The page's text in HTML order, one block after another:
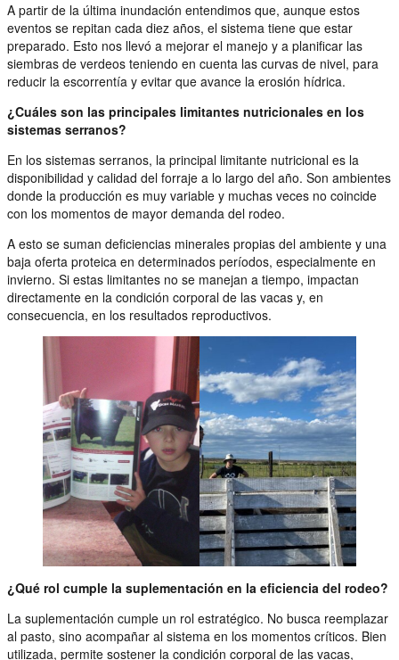
A partir de la última inundación entendimos que, aunque estos
eventos se repitan cada diez años, el sistema tiene que estar
preparado. Esto nos llevó a mejorar el manejo y a planificar las
siembras de verdeos teniendo en cuenta las curvas de nivel, para
reducir la escorrentía y evitar que avance la erosión hídrica.
¿Cuáles son las principales limitantes nutricionales en los
sistemas serranos?
En los sistemas serranos, la principal limitante nutricional es la
disponibilidad y calidad del forraje a lo largo del año. Son ambientes
donde la producción es muy variable y muchas veces no coincide
con los momentos de mayor demanda del rodeo.
A esto se suman deficiencias minerales propias del ambiente y una
baja oferta proteica en determinados períodos, especialmente en
invierno. Si estas limitantes no se manejan a tiempo, impactan
directamente en la condición corporal de las vacas y, en
consecuencia, en los resultados reproductivos.
¿Qué rol cumple la suplementación en la eficiencia del rodeo?
La suplementación cumple un rol estratégico. No busca reemplazar
al pasto, sino acompañar al sistema en los momentos críticos. Bien
utilizada, permite sostener la condición corporal de las vacas,